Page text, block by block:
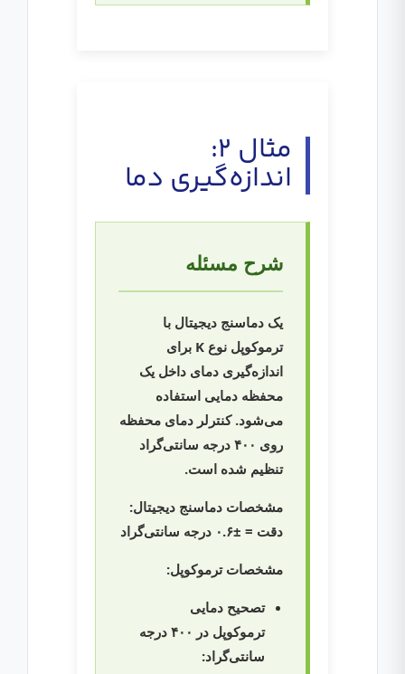
مثال ۲:
اندازه‌گیری دما
شرح مسئله
یک دماسنج دیجیتال با
ترموکوپل نوع K برای
اندازه‌گیری دمای داخل یک
محفظه دمایی استفاده
می‌شود. کنترلر دمای محفظه
روی ۴۰۰ درجه سانتی‌گراد
تنظیم شده است.
مشخصات دماسنج دیجیتال:
دقت = ±۰.۶ درجه سانتی‌گراد
مشخصات ترموکوپل:
تصحیح دمایی
ترموکوپل در ۴۰۰ درجه
سانتی‌گراد: